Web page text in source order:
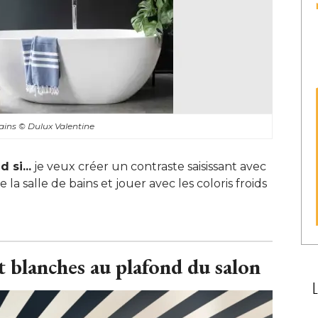
© Dulux Valentine
si... je veux créer un contraste saisissant avec
salle de bains et jouer avec les coloris froids
au plafond du salon